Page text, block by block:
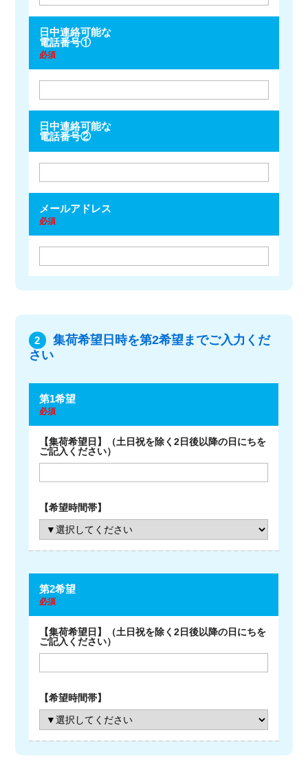
日中連絡可能な
電話番号①
必須
日中連絡可能な
電話番号②
メールアドレス
必須
2
集荷希望日時を第2希望までご入力くだ
さい
第1希望
必須
第2希望
必須